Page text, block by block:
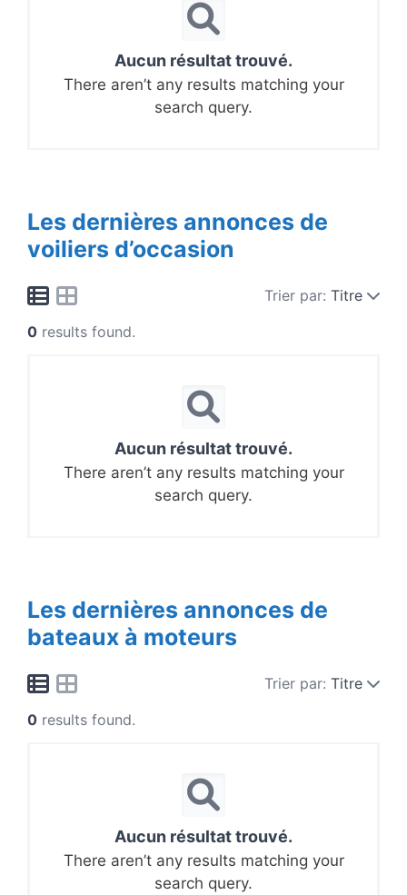
Aucun résultat trouvé.
There aren’t any results matching your
search query.
Les dernières annonces de
voiliers d’occasion
Trier par: Titre
0 results found.
Aucun résultat trouvé.
There aren’t any results matching your
search query.
Les dernières annonces de
bateaux à moteurs
Trier par: Titre
0 results found.
Aucun résultat trouvé.
There aren’t any results matching your
search query.